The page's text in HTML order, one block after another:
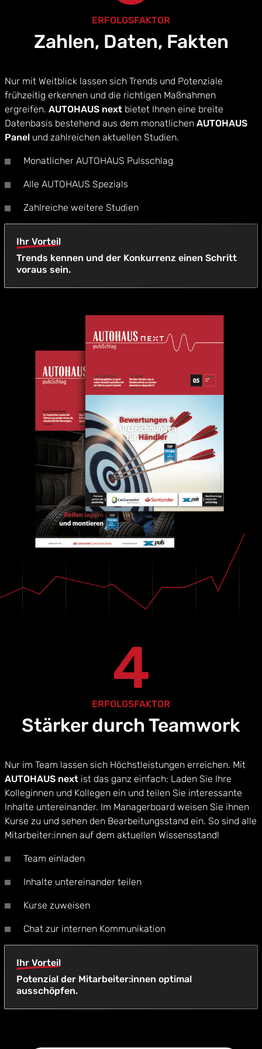
ERFOLGSFAKTOR
Zahlen, Daten, Fakten
Nur mit Weitblick lassen sich Trends und Potenziale
frühzeitig erkennen und die richtigen Maßnahmen
ergreifen. AUTOHAUS next bietet Ihnen eine breite
Datenbasis bestehend aus dem monatlichen AUTOHAUS
Panel und zahlreichen aktuellen Studien.
Monatlicher AUTOHAUS Pulsschlag
Alle AUTOHAUS Spezials
Zahlreiche weitere Studien
Ihr Vorteil
Trends kennen und der Konkurrenz einen Schritt
voraus sein.
4
ERFOLGSFAKTOR
Stärker durch Teamwork
Nur im Team lassen sich Höchstleistungen erreichen. Mit
AUTOHAUS next ist das ganz einfach: Laden Sie Ihre
Kolleginnen und Kollegen ein und teilen Sie interessante
Inhalte untereinander. Im Managerboard weisen Sie ihnen
Kurse zu und sehen den Bearbeitungsstand ein. So sind alle
Mitarbeiter:innen auf dem aktuellen Wissensstand!
Team einladen
Inhalte untereinander teilen
Kurse zuweisen
Chat zur internen Kommunikation
Ihr Vorteil
Potenzial der Mitarbeiter:innen optimal
ausschöpfen.